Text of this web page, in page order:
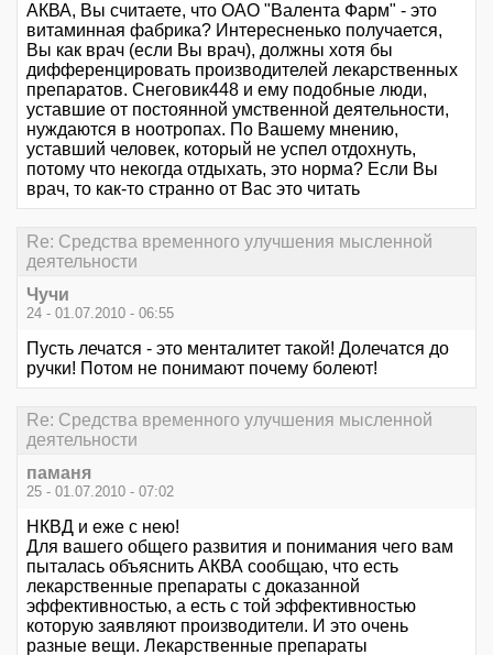
АКВА, Вы считаете, что ОАО "Валента Фарм" - это
витаминная фабрика? Интересненько получается,
Вы как врач (если Вы врач), должны хотя бы
дифференцировать производителей лекарственных
препаратов. Снеговик448 и ему подобные люди,
уставшие от постоянной умственной деятельности,
нуждаются в ноотропах. По Вашему мнению,
уставший человек, который не успел отдохнуть,
потому что некогда отдыхать, это норма? Если Вы
врач, то как-то странно от Вас это читать
Re: Средства временного улучшения мысленной
деятельности
Чучи
24 - 01.07.2010 - 06:55
Пусть лечатся - это менталитет такой! Долечатся до
ручки! Потом не понимают почему болеют!
Re: Средства временного улучшения мысленной
деятельности
паманя
25 - 01.07.2010 - 07:02
НКВД и еже с нею!
Для вашего общего развития и понимания чего вам
пыталась объяснить АКВА сообщаю, что есть
лекарственные препараты с доказанной
эффективностью, а есть с той эффективностью
которую заявляют производители. И это очень
разные вещи. Лекарственные препараты